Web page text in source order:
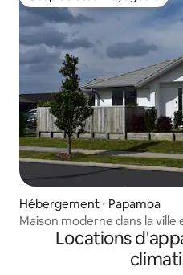
Hébergement ⋅ Papamoa
Maison moderne dans la ville
Locations